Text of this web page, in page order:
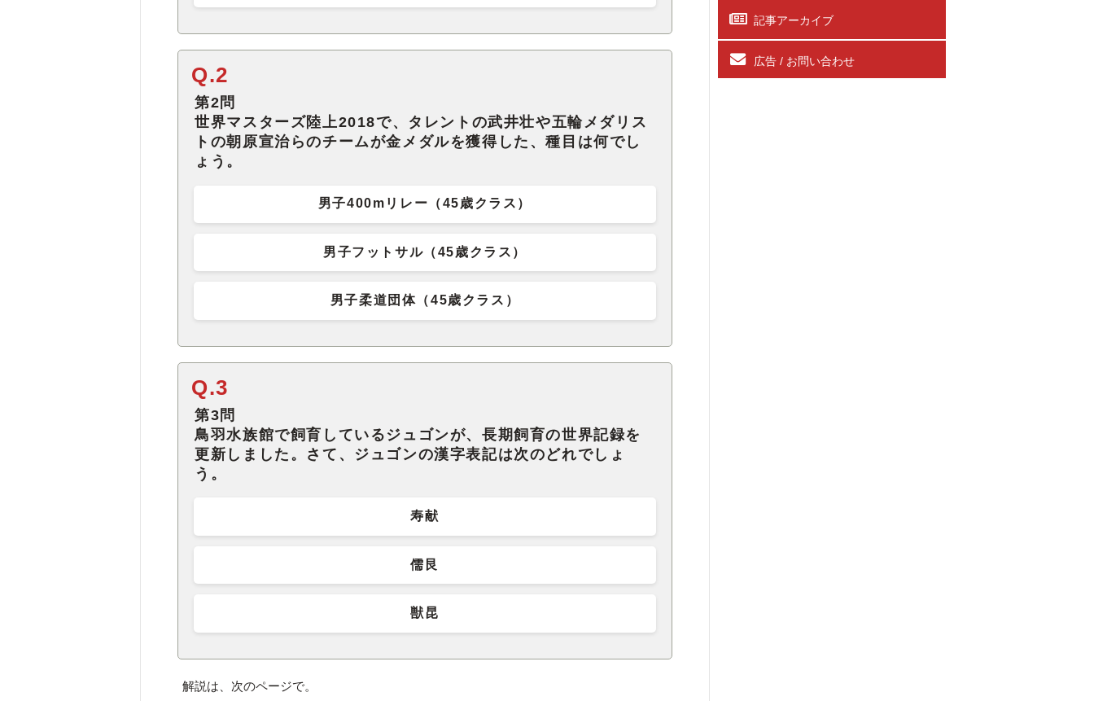
Q.2
第2問
世界マスターズ陸上2018で、タレントの武井壮や五輪メダリス
トの朝原宣治らのチームが金メダルを獲得した、種目は何でし
ょう。
男子400mリレー（45歳クラス）
男子フットサル（45歳クラス）
男子柔道団体（45歳クラス）
Q.3
第3問
鳥羽水族館で飼育しているジュゴンが、長期飼育の世界記録を
更新しました。さて、ジュゴンの漢字表記は次のどれでしょ
う。
寿献
儒艮
獣昆
解説は、次のページで。
記事アーカイブ
広告 / お問い合わせ